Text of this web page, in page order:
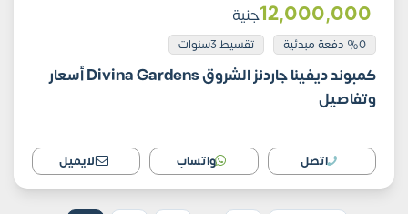
12٬000٬000جنية
%0 دفعة مبدئية تقسيط 3سنوات
كمبوند ديفينا جاردنز الشروق Divina Gardens أسعار
وتفاصيل
اتصل واتساب الايميل